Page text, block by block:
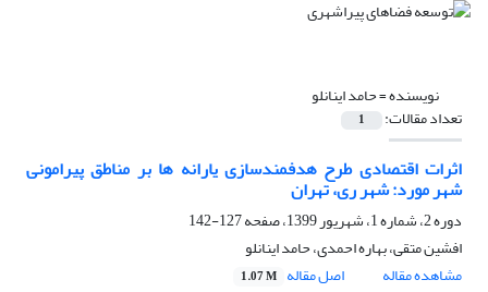
نویسنده =حامد اینانلو
تعداد مقالات: 1
اثرات اقتصادی طرح هدفمندسازی یارانه ها بر مناطق پیرامونی
شهر مورد: شهر ری، تهران
دوره 2، شماره 1، شهریور 1399، صفحه
127-142
افشین متقی، بهاره احمدی، حامد اینانلو
مشاهده مقاله
اصل مقاله 1.07 M